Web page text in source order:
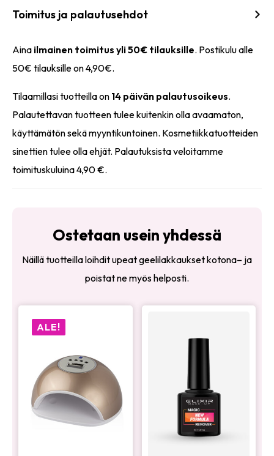
Toimitus ja palautusehdot
Aina ilmainen toimitus yli 50€ tilauksille. Postikulu alle
50€ tilauksille on 4,90€.
Tilaamillasi tuotteilla on 14 päivän palautusoikeus.
Palautettavan tuotteen tulee kuitenkin olla avaamaton,
käyttämätön sekä myyntikuntoinen. Kosmetiikkatuotteiden
sinettien tulee olla ehjät. Palautuksista veloitamme
toimituskuluina 4,90 €.
Ostetaan usein yhdessä
Näillä tuotteilla loihdit upeat geelilakkaukset kotona– ja
poistat ne myös helposti.
ALE!